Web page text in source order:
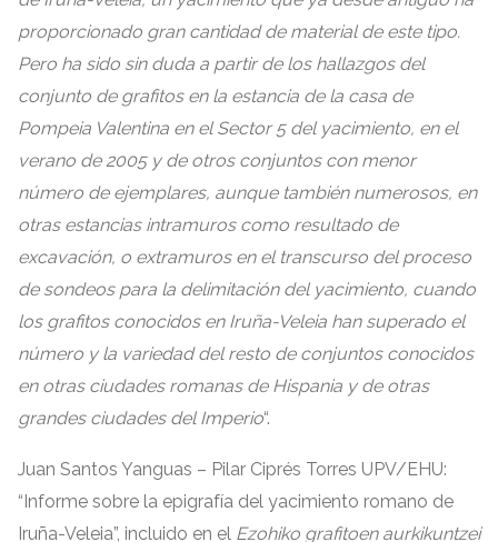
proporcionado gran cantidad de material de este tipo.
Pero ha sido sin duda a partir de los hallazgos del
conjunto de grafitos en la estancia de la casa de
Pompeia Valentina en el Sector5 del yacimiento, en el
verano de2005 y de otros conjuntos con menor
número de ejemplares, aunque también numerosos, en
otras estancias intramuros como resultado de
excavación, o extramuros en el transcurso del proceso
de sondeos para la delimitación del yacimiento, cuando
los grafitos conocidos en Iruña-Veleia han superado el
número y la variedad del resto de conjuntos conocidos
en otras ciudades romanas de Hispania y de otras
grandes ciudades del Imperio“.
Juan Santos Yanguas – Pilar Ciprés Torres UPV/EHU:
“Informe sobre la epigrafía del yacimiento romano de
Iruña-Veleia”, incluido en el Ezohiko grafitoen aurkikuntzei